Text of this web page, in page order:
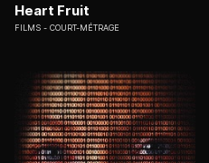
Heart Fruit
FILMS COURT-MÉTRAGE